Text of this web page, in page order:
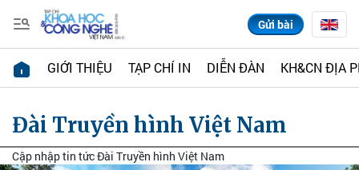
Gửi bài
GIỚI THIỆU TẠP CHÍ IN DIỄN ĐÀN KH&CN ĐỊA
Đài Truyền hình Việt Nam
Cập nhập tin tức Đài Truyền hình Việt Nam